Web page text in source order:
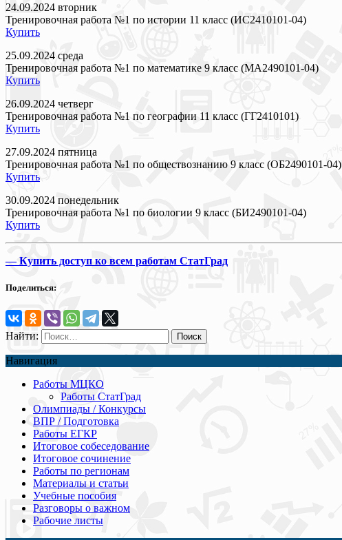
24.09.2024 вторник
Тренировочная работа №1 по истории 11 класс (ИС2410101-04)
Купить
25.09.2024 среда
Тренировочная работа №1 по математике 9 класс (МА2490101-04)
Купить
26.09.2024 четверг
Тренировочная работа №1 по географии 11 класс (ГГ2410101)
Купить
27.09.2024 пятница
Тренировочная работа №1 по обществознанию 9 класс (ОБ2490101-04)
Купить
30.09.2024 понедельник
Тренировочная работа №1 по биологии 9 класс (БИ2490101-04)
Купить
—Купить доступ ко всем работам СтатГрад
Поделиться:
Найти:
Навигация
Работы МЦКО
Работы СтатГрад
Олимпиады / Конкурсы
ВПР / Подготовка
Работы ЕГКР
Итоговое собеседование
Итоговое сочинение
Работы по регионам
Материалы и статьи
Учебные пособия
Разговоры о важном
Рабочие листы